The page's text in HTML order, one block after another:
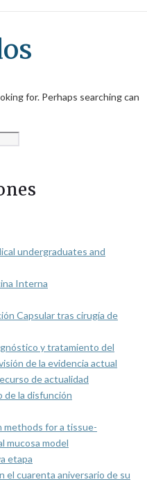
for. Perhaps searching can
undergraduates and
Interna
Capsular tras cirugía de
y tratamiento del
de la evidencia actual
de actualidad
de la disfunción
methods for a tissue-
mucosa model
etapa
el cuarenta aniversario de su